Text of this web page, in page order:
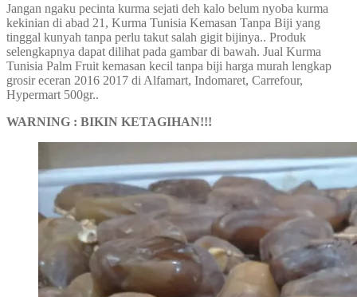
Jangan ngaku pecinta kurma sejati deh kalo belum nyoba kurma
kekinian di abad 21, Kurma Tunisia Kemasan Tanpa Biji yang
tinggal kunyah tanpa perlu takut salah gigit bijinya.. Produk
selengkapnya dapat dilihat pada gambar di bawah. Jual Kurma
Tunisia Palm Fruit kemasan kecil tanpa biji harga murah lengkap
grosir eceran 2016 2017 di Alfamart, Indomaret, Carrefour,
Hypermart 500gr..
WARNING : BIKIN KETAGIHAN!!!